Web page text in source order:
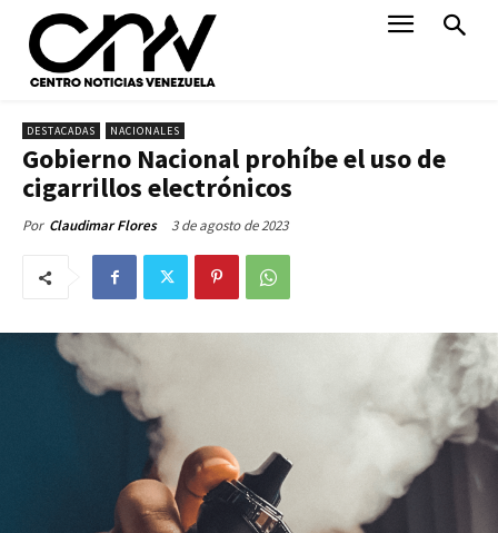
DESTACADAS NACIONALES
Gobierno Nacional prohíbe el uso de
cigarrillos electrónicos
Por Claudimar Flores 3 de agosto de 2023